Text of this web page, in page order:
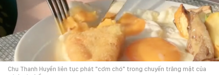
Chu Thanh Huyền liên tục phát "cơm chó" trong chuyến trăng mật của